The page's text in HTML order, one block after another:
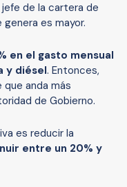
de la cartera de
es mayor.
en el gasto mensual
y diésel. Entonces,
anda más
de Gobierno.
es reducir la
entre un 20% y